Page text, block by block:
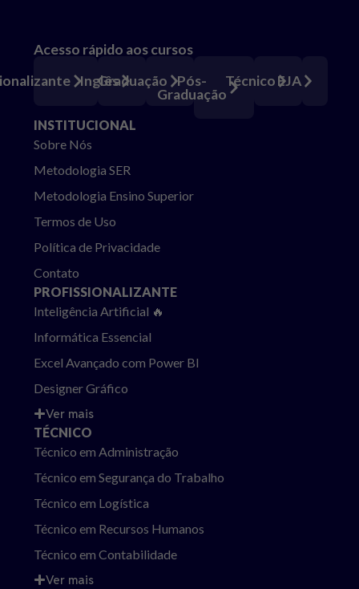
Acesso rápido aos cursos
Inglês
Graduação
Pós-
Graduação
TécnicoEJA
INSTITUCIONAL
Sobre Nós
Metodologia SER
Metodologia Ensino Superior
Termos de Uso
Política de Privacidade
Contato
PROFISSIONALIZANTE
Inteligência Artificial 🔥
Informática Essencial
Excel Avançado com Power BI
Designer Gráfico
Ver mais
TÉCNICO
Técnico em Administração
Técnico em Segurança do Trabalho
Técnico em Logística
Técnico em Recursos Humanos
Técnico em Contabilidade
Ver mais